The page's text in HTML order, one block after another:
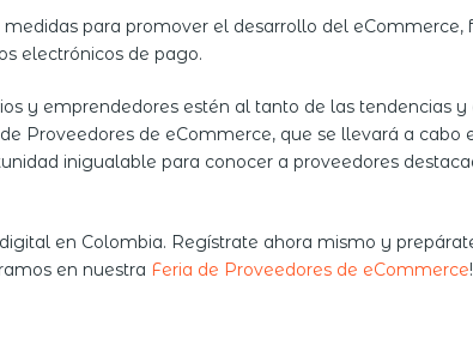
para promover el desarrollo del
electrónicos de pago.
y emprendedores estén al tanto de las tendencias
Proveedores de eCommerce, que se llevará a
inigualable para conocer a proveedores
en Colombia. Regístrate ahora mismo y
en nuestra Feria de Proveedores de eCommerce!